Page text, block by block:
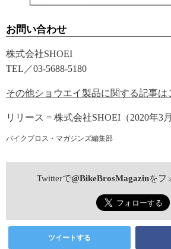
お問い合わせ
株式会社SHOEI
TEL／03-5688-5180
その他ショウエイ製品に関する記事は
リリース = 株式会社SHOEI（2020年3
バイクブロス・マガジンズ編集部
Twitterで@BikeBrosMagazinをフ
ツイートする